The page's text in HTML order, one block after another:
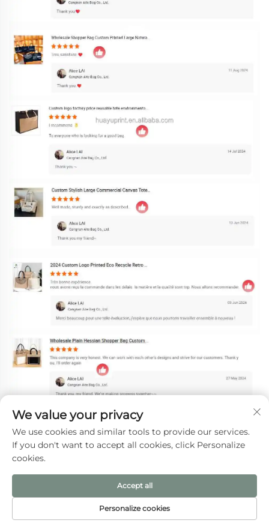
Профиль компании
ДОМАШНЯЯ
ЭЛЕКТРОННАЯ
We value your privacy
We use cookies and similar tools to provide our services.
If you don't want to accept all cookies, click Personalize
cookies.
Personalize cookies
Accept all